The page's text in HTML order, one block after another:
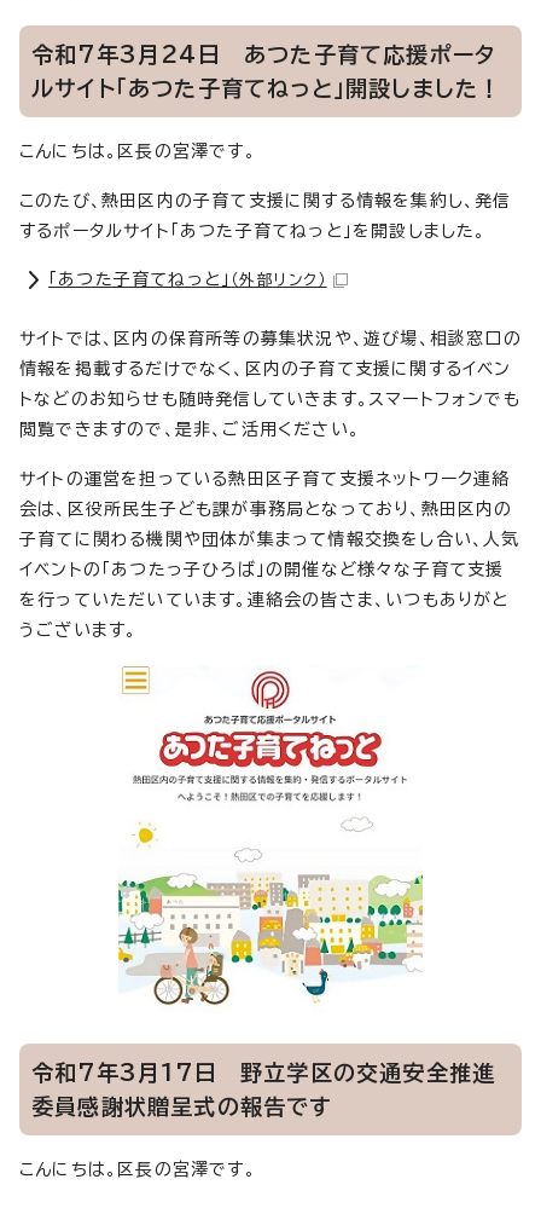
令和7年3月24日 あつた子育て応援ポータ
ルサイト「あつた子育てねっと」開設しました！
こんにちは。区長の宮澤です。
このたび、熱田区内の子育て支援に関する情報を集約し、発信
するポータルサイト「あつた子育てねっと」を開設しました。
「あつた子育てねっと」 （外部リンク）
サイトでは、区内の保育所等の募集状況や、遊び場、相談窓口の
情報を掲載するだけでなく、区内の子育て支援に関するイベン
トなどのお知らせも随時発信していきます。スマートフォンでも
閲覧できますので、是非、ご活用ください。
サイトの運営を担っている熱田区子育て支援ネットワーク連絡
会は、区役所民生子ども課が事務局となっており、熱田区内の
子育てに関わる機関や団体が集まって情報交換をし合い、人気
イベントの「あつたっ子ひろば」の開催など様々な子育て支援
を行っていただいています。連絡会の皆さま、いつもありがと
うございます。
令和7年3月17日 野立学区の交通安全推進
委員感謝状贈呈式の報告です
こんにちは。区長の宮澤です。